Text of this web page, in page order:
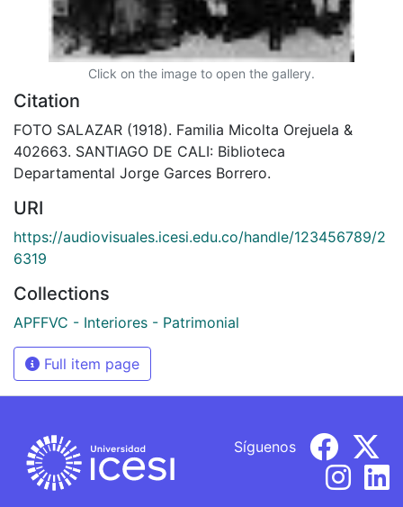
Click on the image to open the gallery.
Citation
FOTO SALAZAR (1918). Familia Micolta Orejuela &
402663. SANTIAGO DE CALI: Biblioteca
Departamental Jorge Garces Borrero.
URI
https://audiovisuales.icesi.edu.co/handle/123456789/2
6319
Collections
APFFVC - Interiores - Patrimonial
Full item page
Síguenos